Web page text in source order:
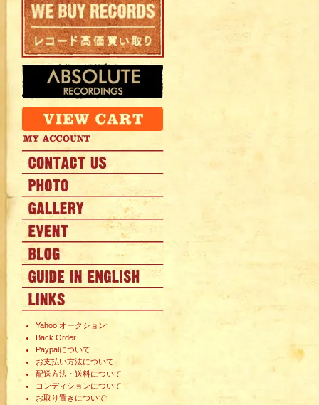
Yahoo!オークション
Back Order
Paypalについて
お支払い方法について
配送方法・送料について
コンディションについて
お取り置きについて